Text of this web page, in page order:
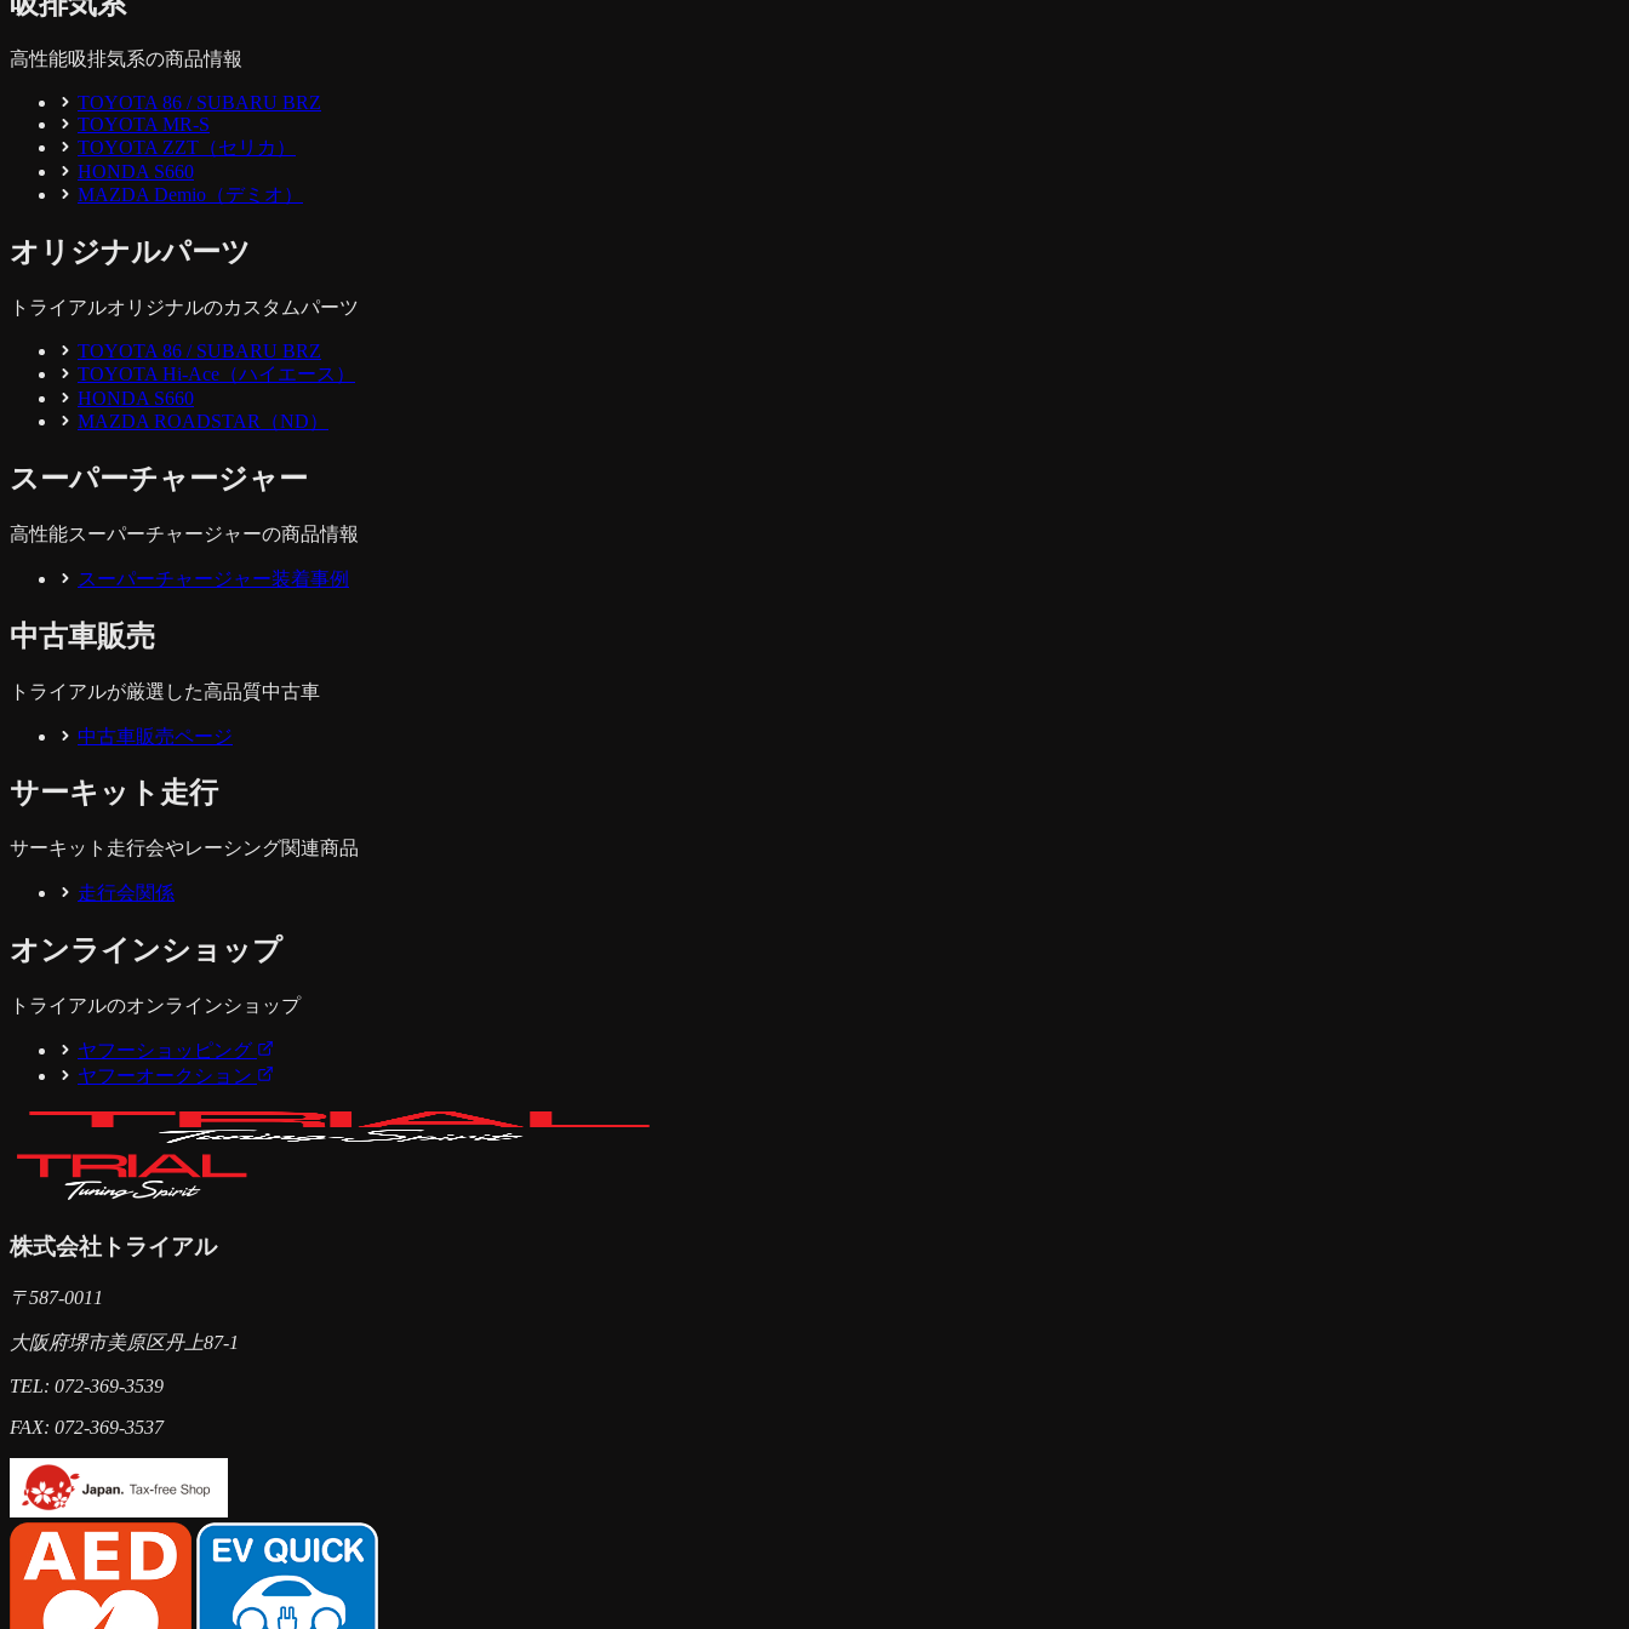
高性能吸排気系の商品情報
TOYOTA 86 / SUBARU BRZ
TOYOTA MR-S
TOYOTA ZZT（セリカ）
HONDA S660
MAZDA Demio（デミオ）
オリジナルパーツ
トライアルオリジナルのカスタムパーツ
TOYOTA 86 / SUBARU BRZ
TOYOTA Hi-Ace（ハイエース）
HONDA S660
MAZDA ROADSTAR（ND）
スーパーチャージャー
高性能スーパーチャージャーの商品情報
スーパーチャージャー装着事例
中古車販売
トライアルが厳選した高品質中古車
中古車販売ページ
サーキット走行
サーキット走行会やレーシング関連商品
走行会関係
オンラインショップ
トライアルのオンラインショップ
ヤフーショッピング
ヤフーオークション
株式会社トライアル
〒587-0011
大阪府堺市美原区丹上87-1
TEL: 072-369-3539
FAX: 072-369-3537